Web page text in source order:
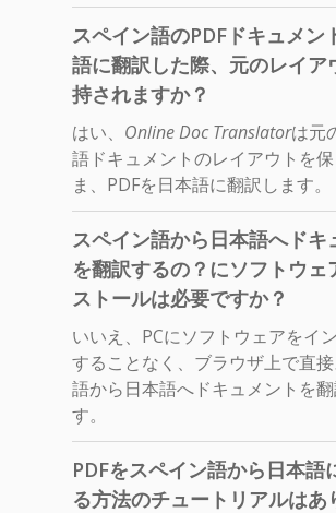
スペイン語のPDFドキュメン
語に翻訳した際、元のレイア
持されますか？
はい、 Online Doc Translatorは元
語ドキュメントのレイアウトを保
ま、PDFを日本語に翻訳します。
スペイン語から日本語へドキ
を翻訳するの？にソフトウェ
ストールは必要ですか？
いいえ、PCにソフトウェアをイ
することなく、ブラウザ上で直
語から日本語へドキュメントを翻
す。
PDFをスペイン語から日本語
る方法のチュートリアルはあ